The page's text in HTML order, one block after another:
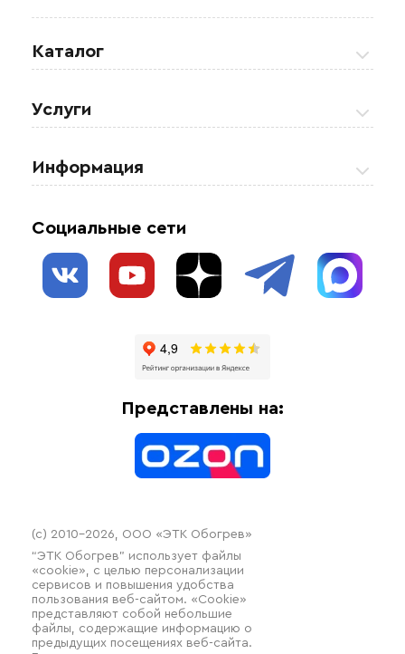
Каталог
Регулирующая аппаратура
Взрывозащищенное оборудование
Системы защиты от протечки
Отопительное оборудование
Услуги
Обогрев резервуаров
Обогрев трубопроводов
Информация
Блог
Социальные сети
Представлены на:
(c) 2010–2026, ООО «ЭТК Обогрев»
“ЭТК Обогрев” использует файлы
«cookie», с целью персонализации
сервисов и повышения удобства
пользования веб-сайтом. «Cookie»
представляют собой небольшие
файлы, содержащие информацию о
предыдущих посещениях веб-сайта.